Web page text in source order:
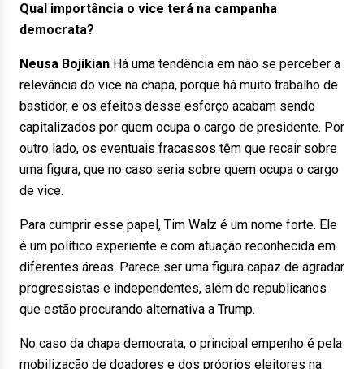
Qual importância o vice terá na campanha
democrata?
Neusa Bojikian Há uma tendência em não se perceber a
relevância do vice na chapa, porque há muito trabalho de
bastidor, e os efeitos desse esforço acabam sendo
capitalizados por quem ocupa o cargo de presidente. Por
outro lado, os eventuais fracassos têm que recair sobre
uma figura, que no caso seria sobre quem ocupa o cargo
de vice.
Para cumprir esse papel, Tim Walz é um nome forte. Ele
é um político experiente e com atuação reconhecida em
diferentes áreas. Parece ser uma figura capaz de agradar
progressistas e independentes, além de republicanos
que estão procurando alternativa a Trump.
No caso da chapa democrata, o principal empenho é pela
mobilização de doadores e dos próprios eleitores na